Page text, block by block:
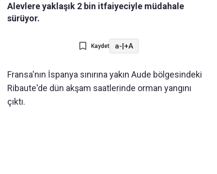
Alevlere yaklaşık 2 bin itfaiyeciyle müdahale
sürüyor.
Kaydet a-|+A
Fransa'nın İspanya sınırına yakın Aude bölgesindeki
Ribaute'de dün akşam saatlerinde orman yangını
çıktı.